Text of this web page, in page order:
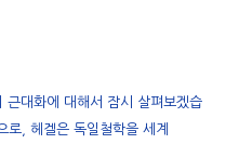
근대화에 대해서 잠시 살펴보겠습
로, 헤겔은 독일철학을 세계